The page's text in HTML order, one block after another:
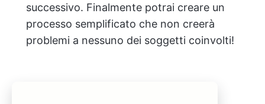
successivo. Finalmente potrai creare un
processo semplificato che non creerà
problemi a nessuno dei soggetti coinvolti!